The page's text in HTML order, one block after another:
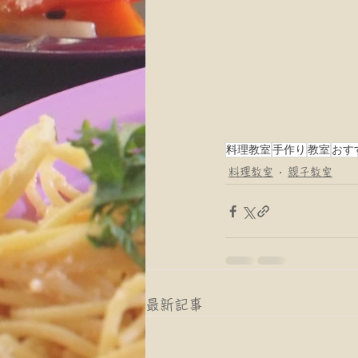
料理教室手作り 教室 おす
料理教室 親子教室
最新記事